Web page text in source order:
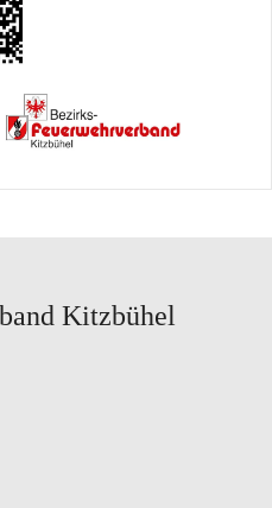
Kitzbühel